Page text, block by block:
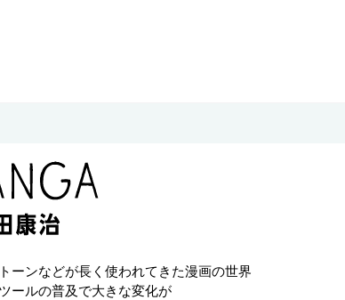
ーンなどが長く使われてきた漫画の世界
ールの普及で大きな変化が